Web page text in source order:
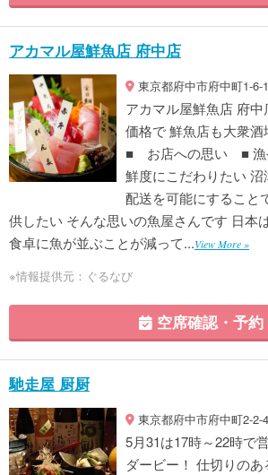
アカマル屋鮮魚店 府中店
東京都府中市府中町1-6-
アカマル屋鮮魚店 府
価格で 鮮魚店も大衆酒
■ お店への思い ■ 漁
鮮度にこだわりたい
配送を可能にすること
供したい そんな思いの魚屋さんです 日本
食卓に魚が並ぶことが減って...View More »
※情報提供元：ぐるなび
空席確認・予約
馳走屋 厨厨
東京都府中市府中町2-2-
5月31は17時～22時で
ダービー！ 仕切りの